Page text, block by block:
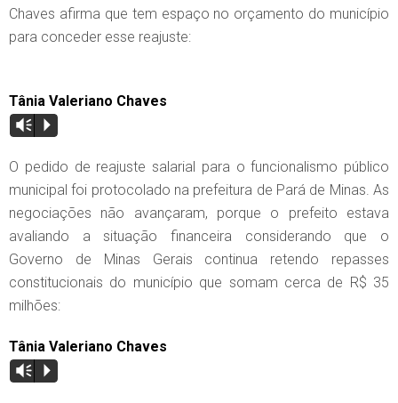
Chaves afirma que tem espaço no orçamento do município
para conceder esse reajuste:
Tânia Valeriano Chaves
Vm P
O pedido de reajuste salarial para o funcionalismo público
municipal foi protocolado na prefeitura de Pará de Minas. As
negociações não avançaram, porque o prefeito estava
avaliando a situação financeira considerando que o
Governo de Minas Gerais continua retendo repasses
constitucionais do município que somam cerca de R$ 35
milhões:
Tânia Valeriano Chaves
Vm P